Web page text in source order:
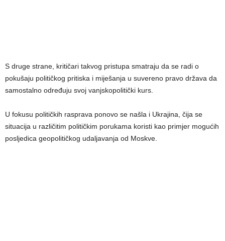
S druge strane, kritičari takvog pristupa smatraju da se radi o
pokušaju političkog pritiska i miješanja u suvereno pravo država da
samostalno određuju svoj vanjskopolitički kurs.
U fokusu političkih rasprava ponovo se našla i Ukrajina, čija se
situacija u različitim političkim porukama koristi kao primjer mogućih
posljedica geopolitičkog udaljavanja od Moskve.